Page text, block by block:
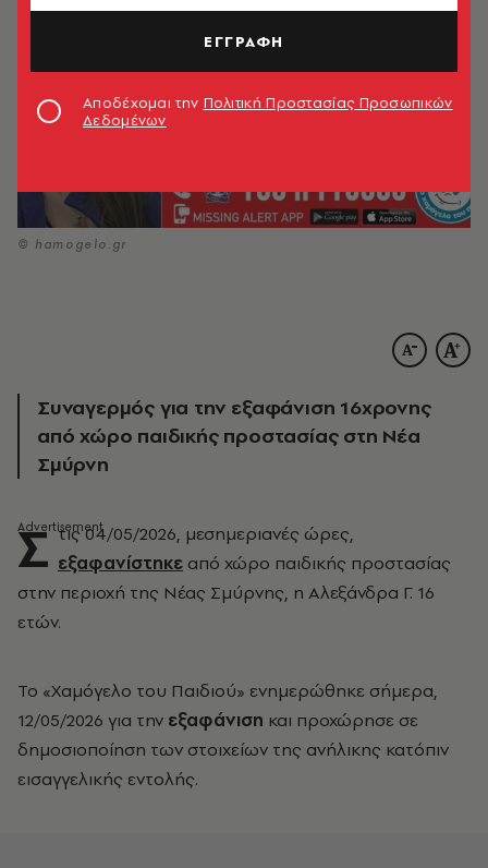
© hamogelo.gr
Συναγερμός για την εξαφάνιση 16χρονης
από χώρο παιδικής προστασίας στη Νέα
Σμύρνη
Σ τις 04/05/2026, μεσημεριανές ώρες,
εξαφανίστηκε από χώρο παιδικής προστασίας
στην περιοχή της Νέας Σμύρνης, η Αλεξάνδρα Γ. 16
ετών.
Το «Χαμόγελο του Παιδιού» ενημερώθηκε σήμερα,
12/05/2026 για την εξαφάνιση και προχώρησε σε
δημοσιοποίηση των στοιχείων της ανήλικης κατόπιν
εισαγγελικής εντολής.
ΕΓΓΡΑΦΗ
Αποδέχομαι την Πολιτική Προστασίας Προσωπικών
Δεδομένων